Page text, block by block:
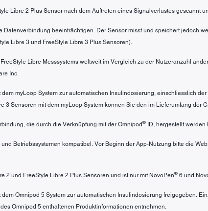
Libre 2 Plus Sensor nach dem Auftreten eines Signalverlustes gescannt
beeinträchtigen. Der Sensor misst und speichert jedoch
Libre 3 und FreeStyle Libre 3 Plus Sensoren).
Libre Messsystems weltweit im Vergleich zu der Nutzeranzahl
Inc.
myLoop System zur automatischen Insulindosierung, einschliesslich der
Sensoren mit dem myLoop System können Sie den im Lieferumfang der
die durch die Verknüpfung mit der Omnipod® ID, hergestellt werden
Betriebssystemen kompatibel. Vor Beginn der App-Nutzung bitte die
2 und FreeStyle Libre 2 Plus Sensoren und ist nur mit NovoPen® 6 und
Omnipod 5 System zur automatischen Insulindosierung freigegeben.
Omnipod 5 enthaltenen Produktinformationen entnehmen.